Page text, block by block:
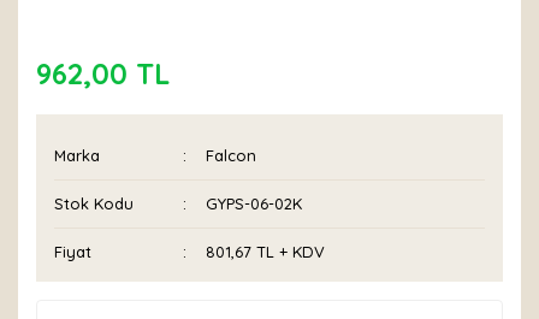
962,00 TL
Marka Falcon
Stok Kodu GYPS-06-02K
Fiyat 801,67 TL + KDV